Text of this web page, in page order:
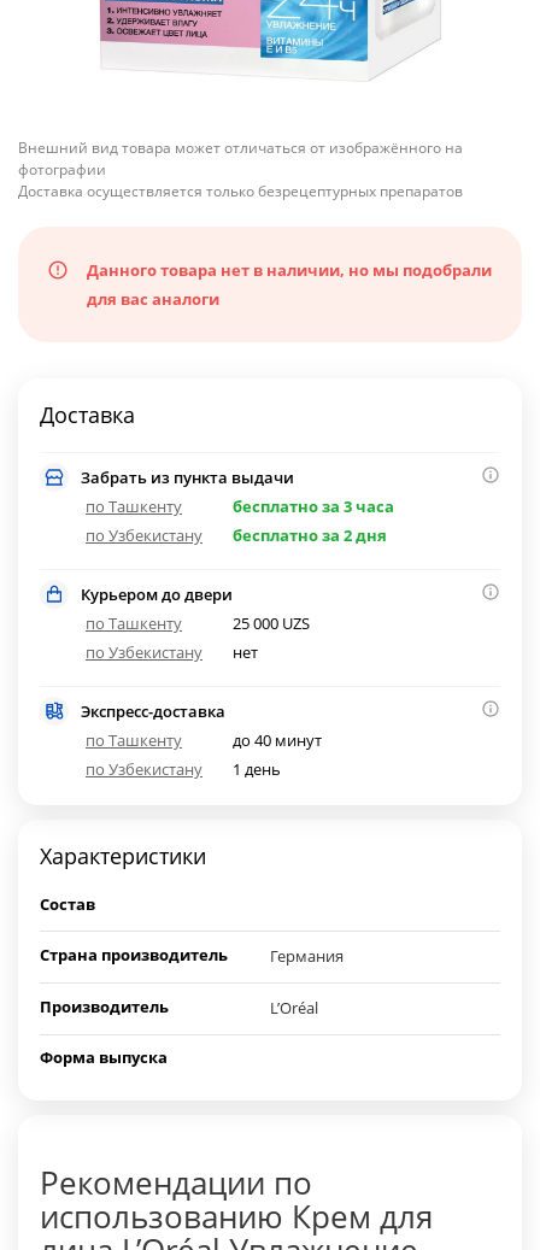
Внешний вид товара может отличаться от изображённого на
фотографии
Доставка осуществляется только безрецептурных препаратов
Данного товара нет в наличии, но мы подобрали
для вас аналоги
Доставка
Забрать из пункта выдачи
по Ташкенту
бесплатно за 3 часа
по Узбекистану
бесплатно за 2 дня
Курьером до двери
по Ташкенту
25 000 UZS
по Узбекистану
нет
Экспресс-доставка
по Ташкенту
до 40 минут
по Узбекистану
1 день
Характеристики
Состав
Страна производитель Германия
Производитель L’Oréal
Форма выпуска
Рекомендации по
использованию Крем для